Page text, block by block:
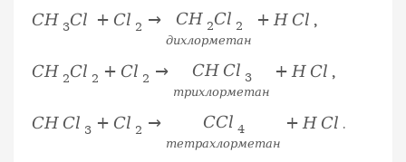
CH 3Cl + Cl 2 → CH 2Cl 2
дихлорметан
+ H Cl ,
CH 2Cl 2 + Cl 2 → CH Cl 3
трихлорметан
+ H Cl ,
CH Cl 3 + Cl 2 → CCl 4
тетрахлорметан
+ H Cl .